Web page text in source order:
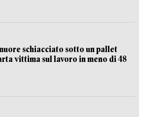
schiacciato sotto un pallet
vittima sul lavoro in meno di 48